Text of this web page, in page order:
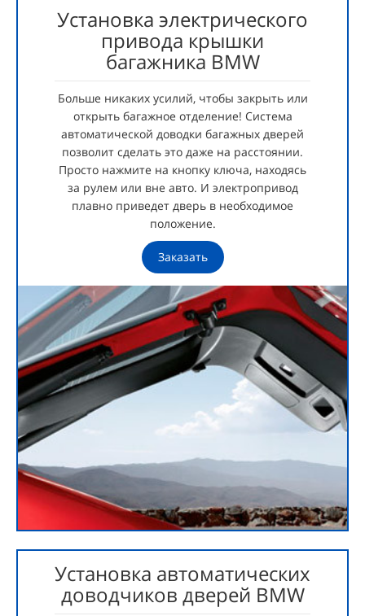
Установка электрического
привода крышки
багажника BMW
Больше никаких усилий, чтобы закрыть или
открыть багажное отделение! Система
автоматической доводки багажных дверей
позволит сделать это даже на расстоянии.
Просто нажмите на кнопку ключа, находясь
за рулем или вне авто. И электропривод
плавно приведет дверь в необходимое
положение.
Заказать
Установка автоматических
доводчиков дверей BMW